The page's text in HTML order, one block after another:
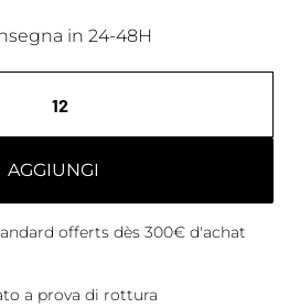
in 24-48H
AGGIUNGI
offerts dès 300€ d'achat
a prova di rottura